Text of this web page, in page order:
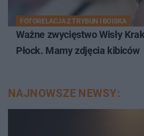
FOTORELACJA Z TRYBUN I BOISKA
Ważne zwycięstwo Wisły
Płock. Mamy zdjęcia kibiców
NAJNOWSZE NEWSY: